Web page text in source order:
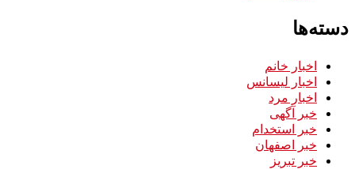
دسته‌ها
اخبار خانم
اخبار لیسانس
اخبار مرد
خبر آگهی
خبر استخدام
خبر اصفهان
خبر تبریز